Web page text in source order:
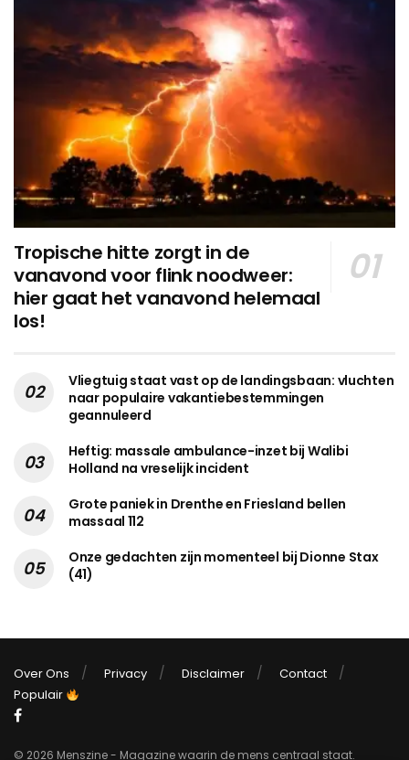
Tropische hitte zorgt in de
vanavond voor flink noodweer:
hier gaat het vanavond helemaal
los!
Vliegtuig staat vast op de landingsbaan: vluchten
naar populaire vakantiebestemmingen
geannuleerd
Heftig: massale ambulance-inzet bij Walibi
Holland na vreselijk incident
Grote paniek in Drenthe en Friesland bellen
massaal 112
Onze gedachten zijn momenteel bij Dionne Stax
(41)
Over Ons Privacy Disclaimer
Contact
Populair
© 2026 Menszine - Magazine waarin de mens centraal staat.